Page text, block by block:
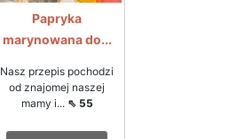
Papryka
marynowana do...
Nasz przepis pochodzi
od znajomej naszej
mamy i... ⇖ 55